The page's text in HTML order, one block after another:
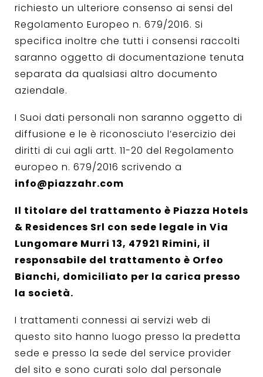
richiesto un ulteriore consenso ai sensi del
Regolamento Europeo n. 679/2016. Si
specifica inoltre che tutti i consensi raccolti
saranno oggetto di documentazione tenuta
separata da qualsiasi altro documento
aziendale.
I Suoi dati personali non saranno oggetto di
diffusione e le è riconosciuto l’esercizio dei
diritti di cui agli artt. 11-20 del Regolamento
europeo n. 679/2016 scrivendo a
info@piazzahr.com
Il titolare del trattamento è Piazza Hotels
& Residences Srl con sede legale in Via
Lungomare Murri 13, 47921 Rimini, il
responsabile del trattamento è Orfeo
Bianchi, domiciliato per la carica presso
la società.
I trattamenti connessi ai servizi web di
questo sito hanno luogo presso la predetta
sede e presso la sede del service provider
del sito e sono curati solo dal personale